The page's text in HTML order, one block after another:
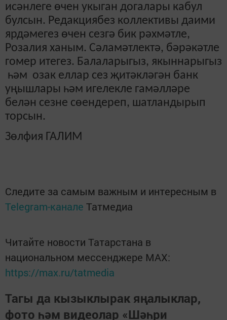
исәнлеге өчен укыган догалары кабул
булсын. Редакциябез коллективы даими
ярдәмегез өчен сезгә бик рәхмәтле,
Розалия ханым. Сәламәтлектә, бәрәкәтле
гомер итегез. Балаларыгыз, якыннарыгыз
һәм озак еллар сез җитәкләгән банк
уңышлары һәм игелекле гамәлләре
белән сезне сөендереп, шатландырып
торсын.
Зөлфия ГАЛИМ
Следите за самым важным и интересным в
Telegram-канале Татмедиа
Читайте новости Татарстана в
национальном мессенджере MАХ:
https://max.ru/tatmedia
Тагы да кызыклырак яңалыклар,
фото һәм видеолар «Шәһри